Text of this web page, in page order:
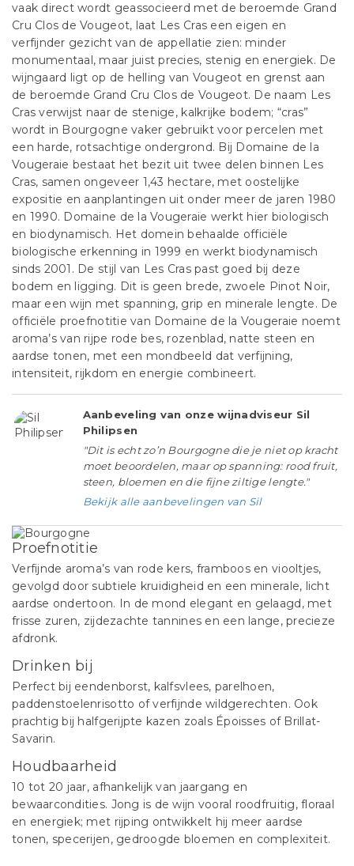
vaak direct wordt geassocieerd met de beroemde Grand
Cru Clos de Vougeot, laat Les Cras een eigen en
verfijnder gezicht van de appellatie zien: minder
monumentaal, maar juist precies, stenig en energiek. De
wijngaard ligt op de helling van Vougeot en grenst aan
de beroemde Grand Cru Clos de Vougeot. De naam Les
Cras verwijst naar de stenige, kalkrijke bodem; “cras”
wordt in Bourgogne vaker gebruikt voor percelen met
een harde, rotsachtige ondergrond. Bij Domaine de la
Vougeraie bestaat het bezit uit twee delen binnen Les
Cras, samen ongeveer 1,43 hectare, met oostelijke
expositie en aanplantingen uit onder meer de jaren 1980
en 1990. Domaine de la Vougeraie werkt hier biologisch
en biodynamisch. Het domein behaalde officiële
biologische erkenning in 1999 en werkt biodynamisch
sinds 2001. De stijl van Les Cras past goed bij deze
bodem en ligging. Dit is geen brede, zwoele Pinot Noir,
maar een wijn met spanning, grip en minerale lengte. De
officiële proefnotitie van Domaine de la Vougeraie noemt
aroma’s van rijpe rode bes, rozenblad, natte steen en
aardse tonen, met een mondbeeld dat verfijning,
intensiteit, rijkdom en energie combineert.
Aanbeveling van onze wijnadviseur Sil
Philipsen
"Dit is echt zo’n Bourgogne die je niet op kracht
moet beoordelen, maar op spanning: rood fruit,
steen, bloemen en die fijne ziltige lengte."
Bekijk alle aanbevelingen van Sil
Proefnotitie
Verfijnde aroma’s van rode kers, framboos en viooltjes,
gevolgd door subtiele kruidigheid en een minerale, licht
aardse ondertoon. In de mond elegant en gelaagd, met
frisse zuren, zijdezachte tannines en een lange, precieze
afdronk.
Drinken bij
Perfect bij eendenborst, kalfsvlees, parelhoen,
paddenstoelenrisotto of verfijnde wildgerechten. Ook
prachtig bij halfgerijpte kazen zoals Époisses of Brillat-
Savarin.
Houdbaarheid
10 tot 20 jaar, afhankelijk van jaargang en
bewaarcondities. Jong is de wijn vooral roodfruitig, floraal
en energiek; met rijping ontwikkelt hij meer aardse
tonen, specerijen, gedroogde bloemen en complexiteit.